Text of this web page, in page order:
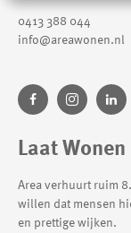
0413 388 044
info@areawonen.nl
Laat Wonen
Area verhuurt ruim
willen dat mensen
en prettige wijken.